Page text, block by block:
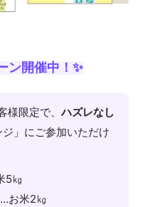
ン開催中！✨
様限定で、ハズレなし
」にご参加いただけ
5㎏
お米2㎏